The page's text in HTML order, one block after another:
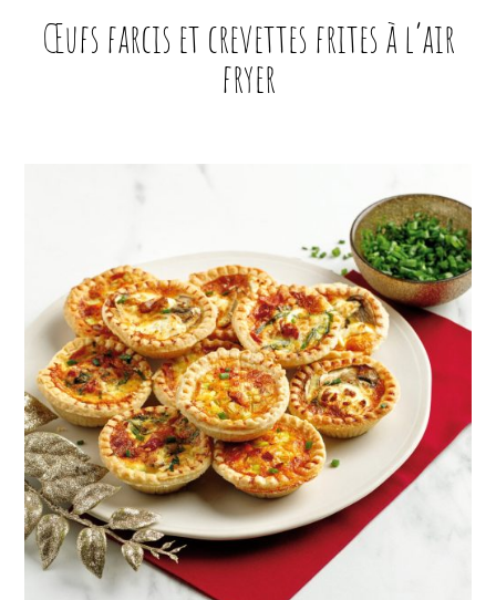
Œufs farcis et crevettes frites à l’air
fryer